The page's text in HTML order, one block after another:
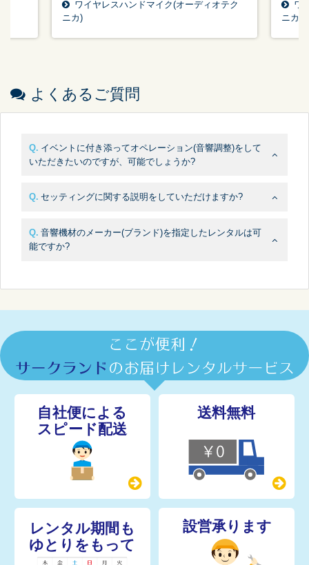
ワイヤレスハンドマイク(オーディオテク
ニカ)
ワ
ニカ)
よくあるご質問
イベントに付き添ってオペレーション(音響調整)をして
いただきたいのですが、可能でしょうか?
セッティングに関する説明をしていただけますか?
音響機材のメーカー(ブランド)を指定したレンタルは可
能ですか?